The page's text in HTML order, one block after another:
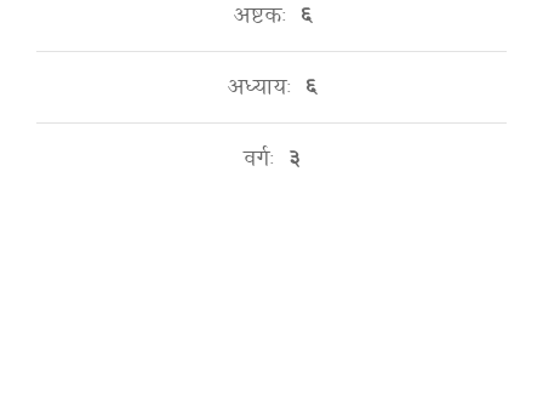
अष्टकः ६
अध्यायः ६
वर्गः ३